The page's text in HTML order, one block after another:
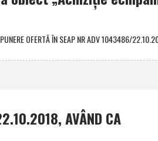
OFERTĂ ÎN SEAP NR ADV 1043486/
AVÂND CA